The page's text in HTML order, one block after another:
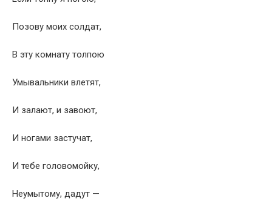
Позову моих солдат,
В эту комнату толпою
Умывальники влетят,
И залают, и завоют,
И ногами застучат,
И тебе головомойку,
Неумытому, дадут —